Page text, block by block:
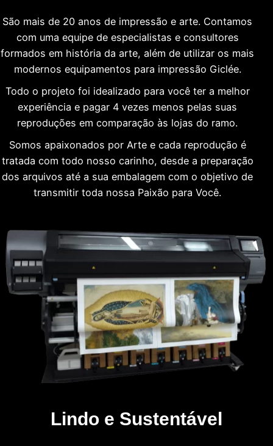
São mais de 20 anos de impressão e arte. Contamos
com uma equipe de especialistas e consultores
formados em história da arte, além de utilizar os mais
modernos equipamentos para impressão Giclée.
Todo o projeto foi idealizado para você ter a melhor
experiência e pagar 4 vezes menos pelas suas
reproduções em comparação às lojas do ramo.
Somos apaixonados por Arte e cada reprodução é
tratada com todo nosso carinho, desde a preparação
dos arquivos até a sua embalagem com o objetivo de
transmitir toda nossa Paixão para Você.
Lindo e Sustentável